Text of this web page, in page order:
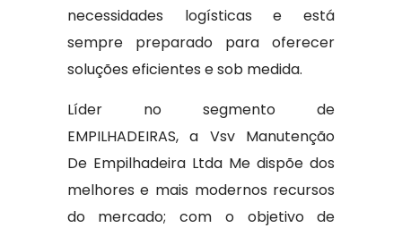
necessidades logísticas e está
sempre preparado para oferecer
soluções eficientes e sob medida.
Líder no segmento de
EMPILHADEIRAS, a Vsv Manutenção
De Empilhadeira Ltda Me dispõe dos
melhores e mais modernos recursos
do mercado; com o objetivo de